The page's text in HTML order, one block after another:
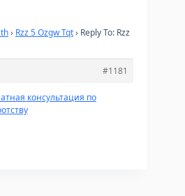
› Rzz 5 Ozgw Tqt› Reply To: Rzz
#1181
консультация по